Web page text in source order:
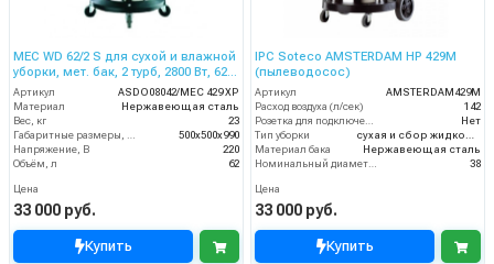
MEC WD 62/2 S для сухой и влажной
уборки, мет. бак, 2 турб, 2800 Вт, 62
л.полн. компл.
Артикул
ASDO08042/MEC 429 XP
Материал
Нержавеющая сталь
Вес, кг
23
Габаритные размеры, мм
500х500х990
Напряжение, В
220
Объём, л
62
Цена
33 000 руб.
Купить
IPC Soteco AMSTERDAM HP 429M
(пылеводосос)
Артикул
AMSTERDAM429M
Расход воздуха (л/сек)
142
Розетка для подключения инструмента
Нет
Тип уборки
сухая и сбор жидкостей
Материал бака
Нержавеющая сталь
Номинальный диаметр принадлежностей (мм)
38
Цена
33 000 руб.
Купить